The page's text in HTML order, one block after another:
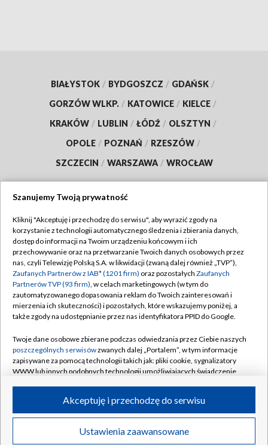
BIAŁYSTOK / BYDGOSZCZ / GDAŃSK /
GORZÓW WLKP. / KATOWICE / KIELCE /
KRAKÓW / LUBLIN / ŁÓDŹ / OLSZTYN /
OPOLE / POZNAŃ / RZESZÓW /
SZCZECIN / WARSZAWA / WROCŁAW
Dołącz do nas:
TVP
Abonament TVP
Emisja w TVP
Centrum informacji TVP
Naziemna Telewizja Cyfrowa
Sklep TVP
Rada Programowa
Informacje o nadawcy
Program dla prasy
Regulamin TVP
Polityka prywatności
Moje zgody
Biuro reklamy
Kontakt
Kanały
©2026 Telewizja Polska S.A. w likwidacji
Szanujemy Twoją prywatność
Kliknij "Akceptuję i przechodzę do serwisu", aby wyrazić zgody na
korzystanie z technologii automatycznego śledzenia i zbierania danych,
dostęp do informacji na Twoim urządzeniu końcowym i ich
przechowywanie oraz na przetwarzanie Twoich danych osobowych przez
nas, czyli Telewizję Polską S.A. w likwidacji (zwaną dalej również „TVP”),
Zaufanych Partnerów z IAB* (1201 firm) oraz pozostałych Zaufanych
Partnerów TVP (93 firm), w celach marketingowych (w tym do
zautomatyzowanego dopasowania reklam do Twoich zainteresowań i
mierzenia ich skuteczności) i pozostałych, które wskazujemy poniżej, a
także zgody na udostępnianie przez nas identyfikatora PPID do Google.
Twoje dane osobowe zbierane podczas odwiedzania przez Ciebie naszych
poszczególnych serwisówzwanych dalej „Portalem”, w tym informacje
zapisywane za pomocą technologii takich jak: pliki cookie, sygnalizatory
WWW lub innych podobnych technologii umożliwiających świadczenie
ruchu w Internecie.
Twoje dane osobowe zbierane podczas odwiedzania przez Ciebie
poszczególnych serwisówna Portalu, takie jak adresy IP, identyfikatory
Ustawienia zaawansowane
Akceptuję i przechodzę do serwisu